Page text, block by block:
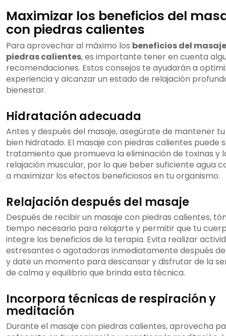
Maximizar los beneficios del
con piedras calientes
Para aprovechar al máximo los beneficios del
piedras calientes, es importante tener en cuenta
recomendaciones. Estos consejos te ayudarán a
experiencia y alcanzar un estado de relajación
bienestar.
Hidratación adecuada
Antes y después del masaje, asegúrate de mantener
bien hidratado. El masaje con piedras calientes puede
tratamiento que promueva la eliminación de toxinas y
relajación muscular, por lo que beber suficiente agua
a maximizar los efectos beneficiosos en tu organismo.
Relajación después del masaje
Después de recibir un masaje con piedras calientes,
tiempo necesario para relajarte y permitir que tu
integre los beneficios de la terapia. Evita realizar
estresantes o agotadoras inmediatamente después
y date un momento para descansar y disfrutar de la
de calma y equilibrio que brinda esta técnica.
Incorpora técnicas de respiración y
meditación
Durante el masaje con piedras calientes, aprovecha